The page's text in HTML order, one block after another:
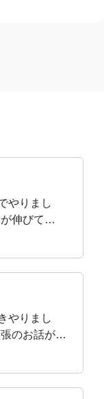
やりまし
伸びて気
でした。
やりまし
のお話があ
てみたとこ